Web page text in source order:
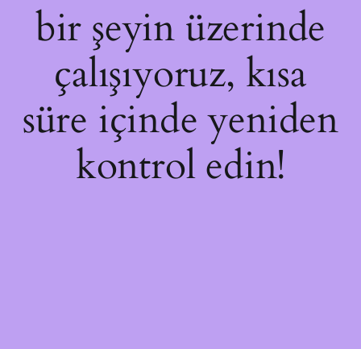
bir şeyin üzerinde
çalışıyoruz, kısa
süre içinde yeniden
kontrol edin!